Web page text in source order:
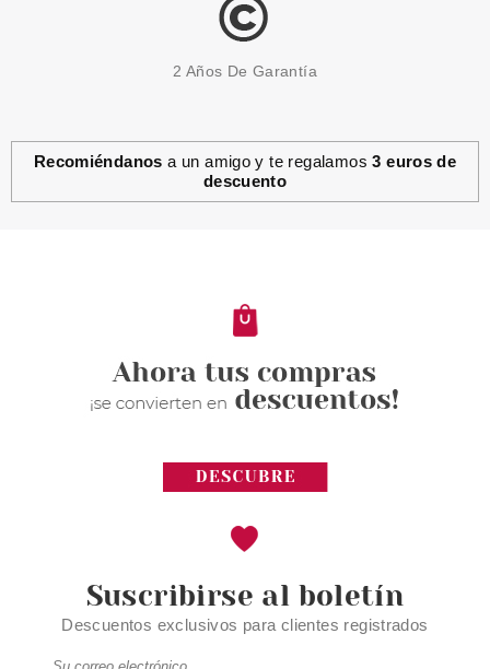
2 Años De Garantía
Recomiéndanos a un amigo y te regalamos3 euros de
descuento
Suscribirse al boletín
Descuentos exclusivos para clientes registrados